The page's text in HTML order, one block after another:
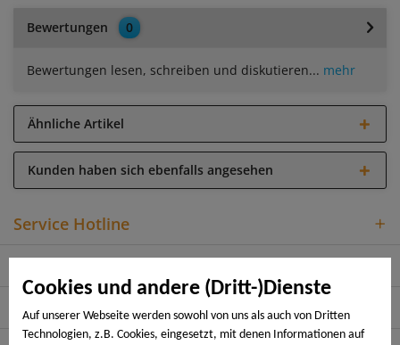
Cookies und andere (Dritt-)Dienste
Auf unserer Webseite werden sowohl von uns als auch von Dritten
Technologien, z.B. Cookies, eingesetzt, mit denen Informationen auf
Bewertungen 0
Bewertungen lesen, schreiben und diskutieren... mehr
Ähnliche Artikel
Kunden haben sich ebenfalls angesehen
Service Hotline
Informationen